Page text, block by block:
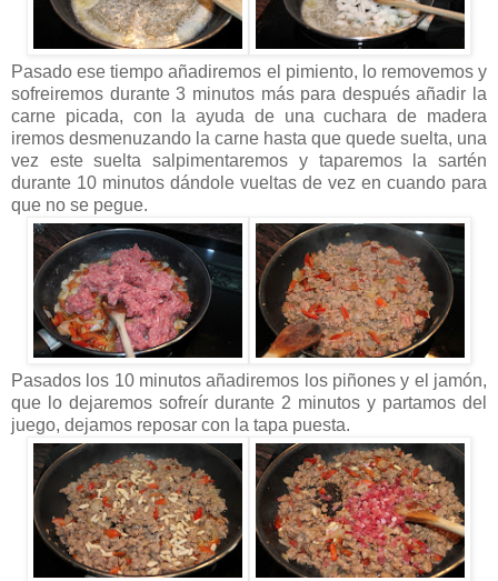
Pasado ese tiempo añadiremos el pimiento, lo removemos y
sofreiremos durante 3 minutos más para después añadir la
carne picada, con la ayuda de una cuchara de madera
iremos desmenuzando la carne hasta que quede suelta, una
vez este suelta salpimentaremos y taparemos la sartén
durante 10 minutos dándole vueltas de vez en cuando para
que no se pegue.
Pasados los 10 minutos añadiremos los piñones y el jamón,
que lo dejaremos sofreír durante 2 minutos y partamos del
juego, dejamos reposar con la tapa puesta.